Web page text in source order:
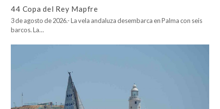
44 Copa del Rey Mapfre
3 de agosto de 2026.- La vela andaluza desembarca en Palma con seis
barcos. La…